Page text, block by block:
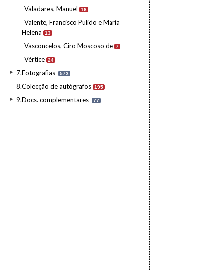
Valadares, Manuel 16
Valente, Francisco Pulido e Maria
Helena
13
Vasconcelos, Ciro Moscoso de 7
Vértice 24
7.Fotografias 573
8.Colecção de autógrafos 195
9.Docs. complementares 77